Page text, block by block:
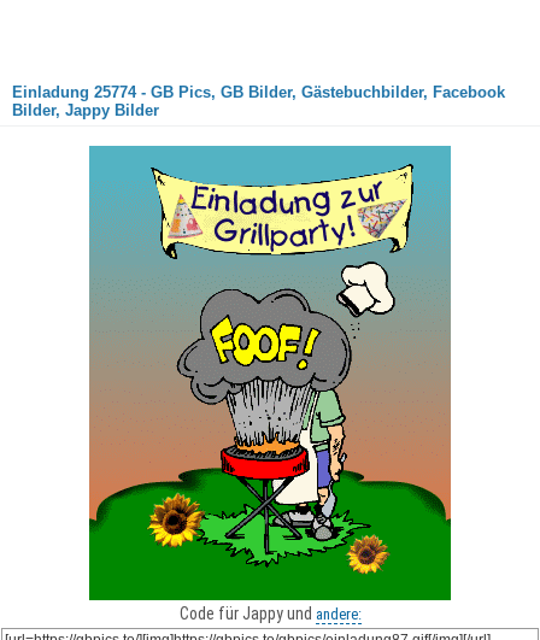
Einladung 25774 - GB Pics, GB Bilder, Gästebuchbilder, Facebook
Bilder, Jappy Bilder
Code für Jappy und andere: